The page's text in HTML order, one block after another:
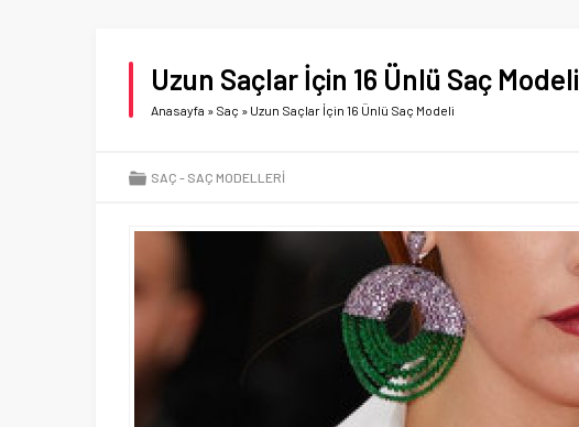
Uzun Saçlar İçin 16 Ünlü Saç Modeli
Anasayfa » Saç » Uzun Saçlar İçin 16 Ünlü Saç Modeli
SAÇ SAÇ MODELLERI